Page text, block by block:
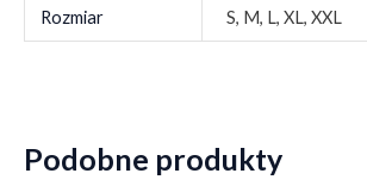
Rozmiar S, M, L, XL, XXL
Podobne produkty